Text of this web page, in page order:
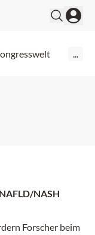
NASH
Forscher beim